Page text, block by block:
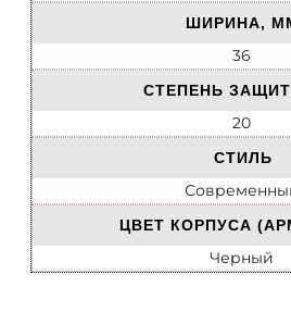
ШИРИНА,
36
СТЕПЕНЬ
20
СТИЛЬ
ЦВЕТ КОРПУСА
Черный